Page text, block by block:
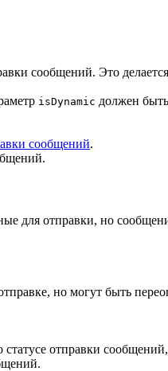
сообщений. Это
isDynamic должен быть
сообщений.
для отправки, но
но могут быть
отправки сообщений,